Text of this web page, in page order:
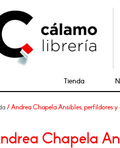
Tienda
/ Andrea Chapela Ansibles, perfildores
Chapela